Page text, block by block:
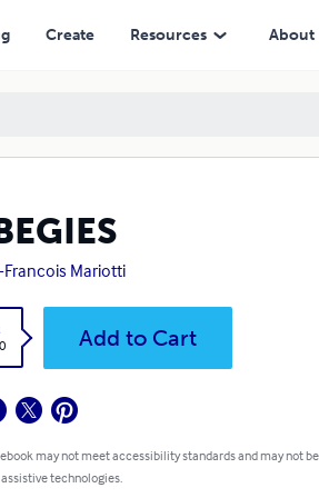
Create Resources About
Francois Mariotti
Add to Cart
may not meet accessibility standards and may not
technologies.